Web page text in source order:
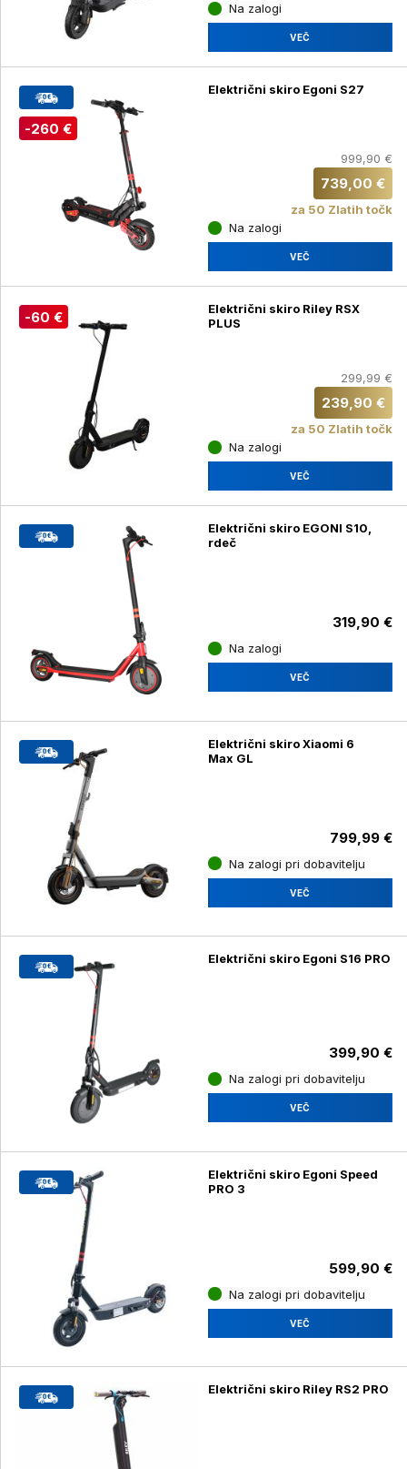
Na zalogi
VEČ
-260 €
Električni skiro Egoni S27
999,90 €
739,00 €
za 50 Zlatih točk
Na zalogi
VEČ
-60 €
Električni skiro Riley RSX
PLUS
299,99 €
239,90 €
za 50 Zlatih točk
Na zalogi
VEČ
Električni skiro EGONI S10,
rdeč
319,90 €
Na zalogi
VEČ
Električni skiro Xiaomi 6
Max GL
799,99 €
Na zalogi pri dobavitelju
VEČ
Električni skiro Egoni S16 PRO
399,90 €
Na zalogi pri dobavitelju
VEČ
Električni skiro Egoni Speed
PRO 3
599,90 €
Na zalogi pri dobavitelju
VEČ
Električni skiro Riley RS2 PRO